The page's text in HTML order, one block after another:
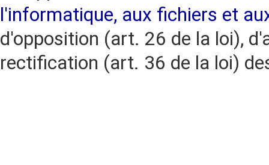
l'informatique, aux fichiers et
d'opposition (art. 26 de la loi),
rectification (art. 36 de la loi)